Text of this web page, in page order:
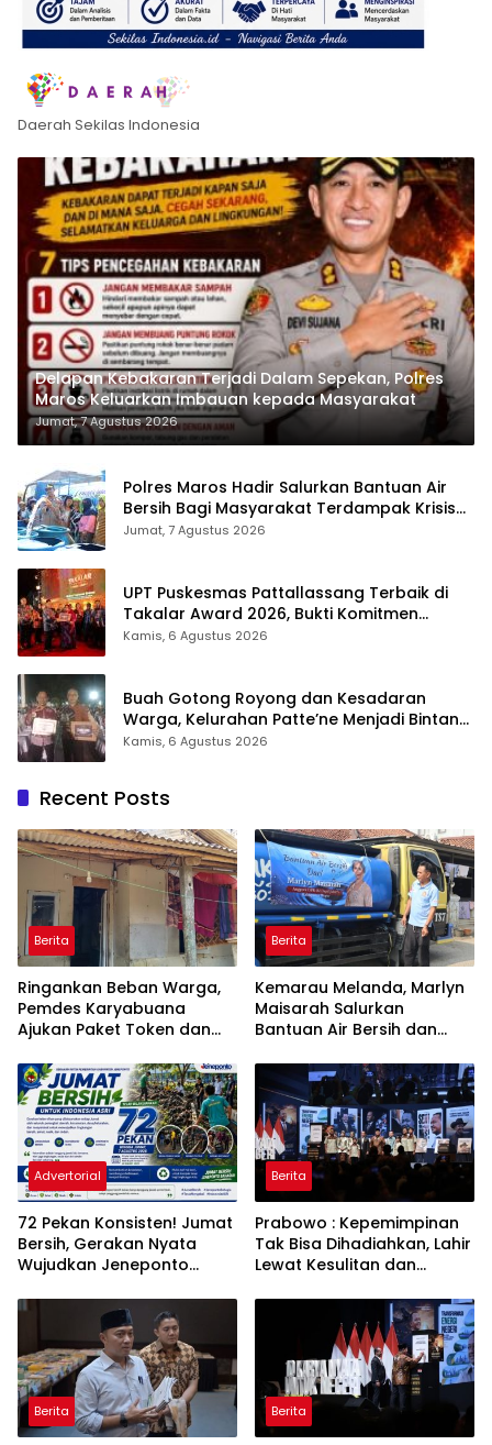
Daerah Sekilas Indonesia
Delapan Kebakaran Terjadi Dalam Sepekan, Polres
Maros Keluarkan Imbauan kepada Masyarakat
Jumat, 7 Agustus 2026
Polres Maros Hadir Salurkan Bantuan Air
Bersih Bagi Masyarakat Terdampak Krisis
Air Bersih Di Maros
Jumat, 7 Agustus 2026
UPT Puskesmas Pattallassang Terbaik di
Takalar Award 2026, Bukti Komitmen
Hadirkan Pelayanan Kesehatan Berkualitas
Kamis, 6 Agustus 2026
Buah Gotong Royong dan Kesadaran
Warga, Kelurahan Patte’ne Menjadi Bintang
Takalar Award 2026
Kamis, 6 Agustus 2026
Recent Posts
Berita
Ringankan Beban Warga,
Pemdes Karyabuana
Ajukan Paket Token dan
PLN
Berita
Kemarau Melanda, Marlyn
Maisarah Salurkan
Bantuan Air Bersih dan
Babakan Madang
Advertorial
72 Pekan Konsisten! Jumat
Bersih, Gerakan Nyata
Wujudkan Jeneponto
ASRI
Berita
Prabowo : Kepemimpinan
Tak Bisa Dihadiahkan, Lahir
Lewat Kesulitan dan
Berita Berita